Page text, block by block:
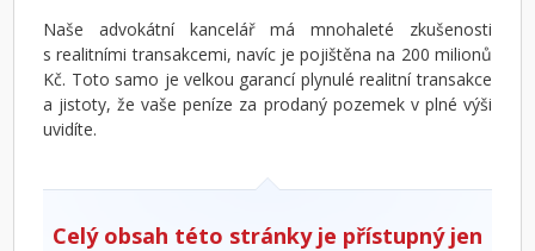
Naše advokátní kancelář má mnohaleté zkušenosti
s realitními transakcemi, navíc je pojištěna na 200 milionů
Kč. Toto samo je velkou garancí plynulé realitní transakce
a jistoty, že vaše peníze za prodaný pozemek v plné výši
uvidíte.
Celý obsah této stránky je přístupný jen